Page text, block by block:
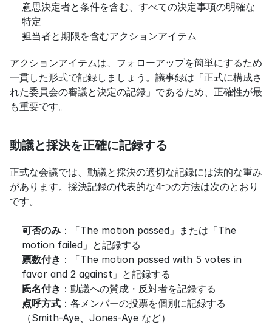
意思決定者と条件を含む、すべての決定事項の明確な
特定
担当者と期限を含むアクションアイテム
アクションアイテムは、フォローアップを簡単にするため
一貫した形式で記録しましょう。議事録は「正式に構成さ
れた委員会の審議と決定の記録」であるため、正確性が最
も重要です。
動議と採決を正確に記録する
正式な会議では、動議と採決の適切な記録には法的な重み
があります。採決記録の代表的な4つの方法は次のとおり
です。
可否のみ ：「The motion passed」または「The
motion failed」と記録する
票数付き ：「The motion passed with 5 votes in
favor and 2 against」と記録する
氏名付き ：動議への賛成・反対者を記録する
点呼方式 ：各メンバーの投票を個別に記録する
（Smith-Aye、Jones-Aye など）